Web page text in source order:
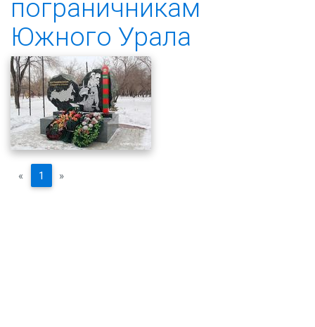
пограничникам
Южного Урала
« 1 »